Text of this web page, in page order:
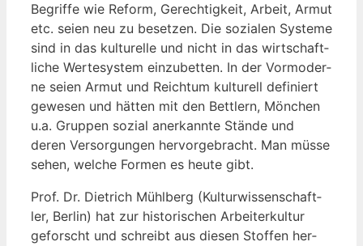
Begrif­fe wie Reform, Gerech­tig­keit, Arbeit, Armut
etc. sei­en neu zu beset­zen. Die sozia­len Sys­te­me
sind in das kul­tu­rel­le und nicht in das wirt­schaft­
li­che Wer­te­sys­tem ein­zu­bet­ten. In der Vor­mo­der­
ne sei­en Armut und Reich­tum kul­tu­rell defi­niert
gewe­sen und hät­ten mit den Bett­lern, Mön­chen
u.a. Grup­pen sozi­al aner­kann­te Stän­de und
deren Ver­sor­gun­gen her­vor­ge­bracht. Man müs­se
sehen, wel­che For­men es heu­te gibt.
Prof. Dr. Diet­rich Mühl­berg (Kul­tur­wis­sen­schaft­
ler, Ber­lin) hat zur his­to­ri­schen Arbei­ter­kul­tur
geforscht und schreibt aus die­sen Stof­fen her­